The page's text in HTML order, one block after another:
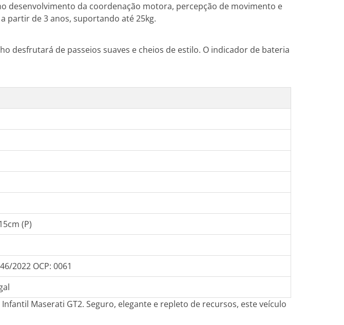
da coordenação motora, percepção de movimento e
partir de 3 anos, suportando até 25kg.
desfrutará de passeios suaves e cheios de estilo. O indicador de bateria
(P)
2022 OCP: 0061
Maserati GT2. Seguro, elegante e repleto de recursos, este veículo